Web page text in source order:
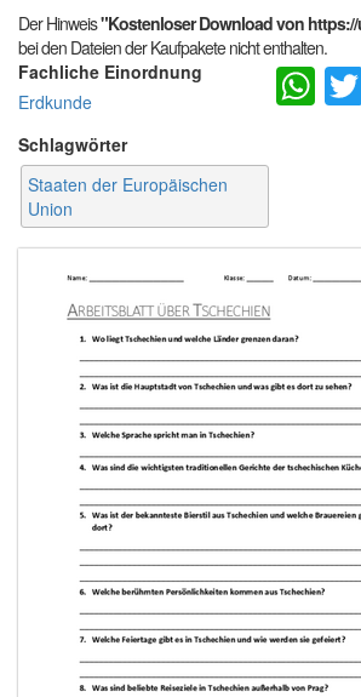
Der Hinweis"Kostenloser Download von
bei den Dateien der Kaufpakete nicht enthalten.
Fachliche Einordnung
Erdkunde
Schlagwörter
Staaten der Europäischen
Union